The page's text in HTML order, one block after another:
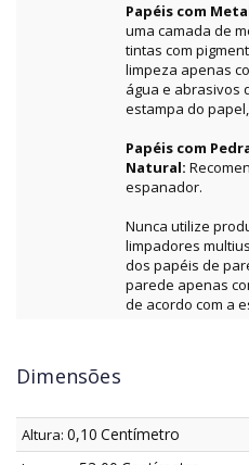
Papéis com
uma camada de
tintas com
limpeza apenas
água e abrasivos
estampa do
Papéis com
Natural:
espanador.
Nunca utilize
limpadores
dos papéis de
parede apenas
de acordo com a
Dimensões
Altura: 0,10 Centímetro